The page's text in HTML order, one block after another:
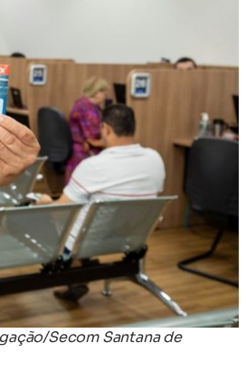
Secom Santana de